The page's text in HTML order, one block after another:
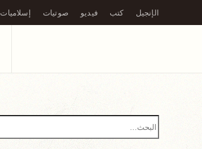
Skip to main content
الإنجيل كتب فيديو صوتيات إسلاميات